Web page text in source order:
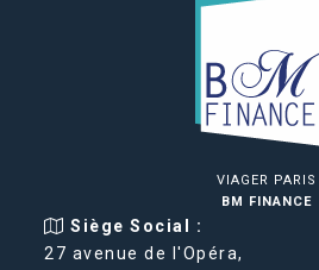
VIAGER PARIS
BM FINANCE
Siège Social :
27 avenue de l'Opéra,